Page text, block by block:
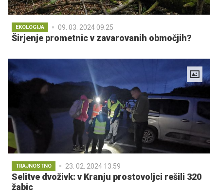
EKOLOGIJA 09. 03. 2024 09.25
Širjenje prometnic v zavarovanih območjih?
TRAJNOSTNO 23. 02. 2024 13.59
Selitve dvoživk: v Kranju prostovoljci rešili 320
žabic